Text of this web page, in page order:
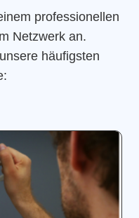
professionellen
Netzwerk an.
häufigsten